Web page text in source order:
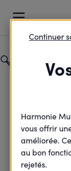

Catégorie
Fonction
Champ de
Harmonie
vous offrir
améliorée.
au bon
rejetés.
Continuer